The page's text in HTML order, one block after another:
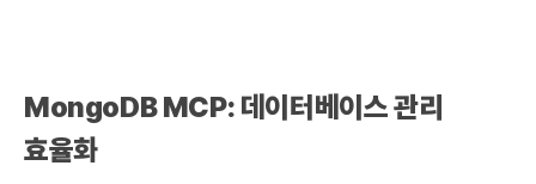
MongoDB MCP: 데이터베이스 관리
효율화